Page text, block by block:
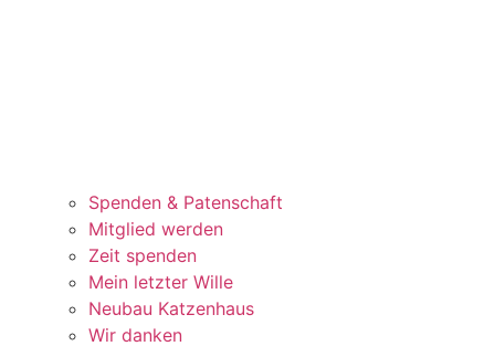
Spenden & Patenschaft
Mitglied werden
Zeit spenden
Mein letzter Wille
Neubau Katzenhaus
Wir danken